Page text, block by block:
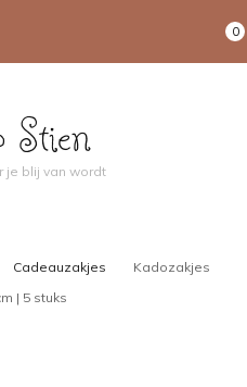
0
Stien
je blij van wordt
Cadeauzakjes
Kadozakjes
| 5 stuks